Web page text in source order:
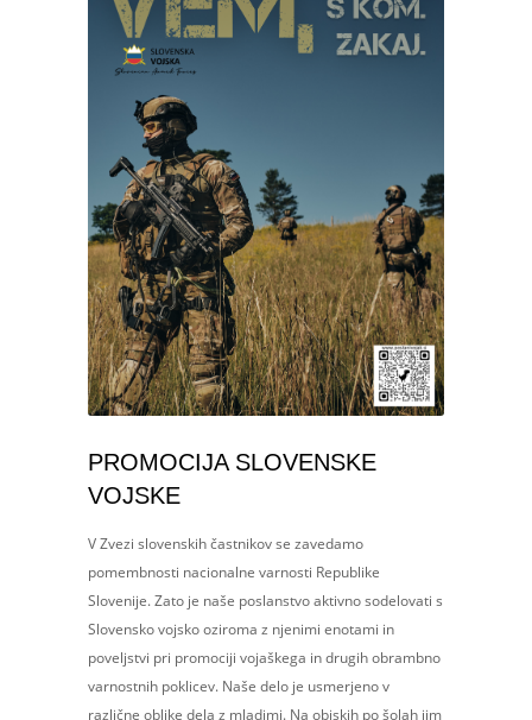
PROMOCIJA SLOVENSKE
VOJSKE
V Zvezi slovenskih častnikov se zavedamo
pomembnosti nacionalne varnosti Republike
Slovenije. Zato je naše poslanstvo aktivno sodelovati s
Slovensko vojsko oziroma z njenimi enotami in
poveljstvi pri promociji vojaškega in drugih obrambno
varnostnih poklicev. Naše delo je usmerjeno v
različne oblike dela z mladimi. Na obiskih po šolah jim